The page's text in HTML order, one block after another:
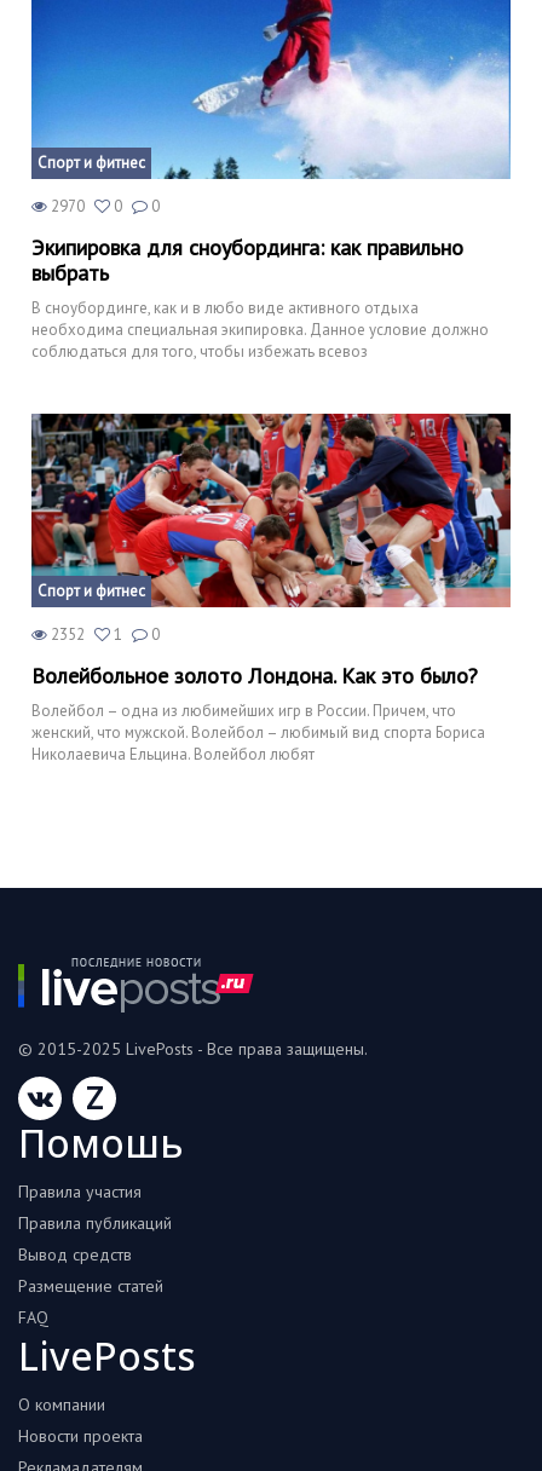
Спорт и фитнес
2970 0 0
Экипировка для сноубординга: как правильно
выбрать
В сноубординге, как и в любо виде активного отдыха
необходима специальная экипировка. Данное условие должно
соблюдаться для того, чтобы избежать всевоз
Спорт и фитнес
2352 1 0
Волейбольное золото Лондона. Как это было?
Волейбол – одна из любимейших игр в России. Причем, что
женский, что мужской. Волейбол – любимый вид спорта Бориса
Николаевича Ельцина. Волейбол любят
© 2015-2025 LivePosts - Все права защищены.
Z
Помошь
Правила участия
Правила публикаций
Вывод средств
Размещение статей
FAQ
LivePosts
О компании
Новости проекта